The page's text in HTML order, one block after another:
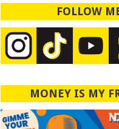
FOLLOW
MONEY IS MY